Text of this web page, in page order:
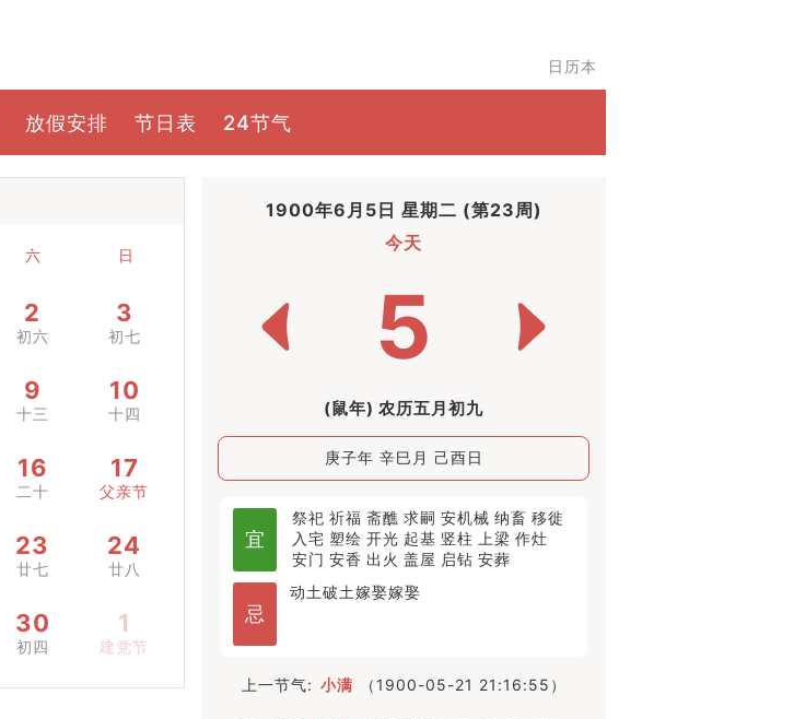
日历本
放假安排 节日表 24节气
六 日
2
初六
3
初七
9
十三
10
十四
16
二十
17
父亲节
23
廿七
24
廿八
30
初四
1
建党节
1900年6月5日 星期二 (第23周)
今天
5
(鼠年) 农历五月初九
庚子年 辛巳月 己酉日
宜
祭祀 祈福 斋醮 求嗣 安机械 纳畜 移徙
入宅 塑绘 开光 起基 竖柱 上梁 作灶
安门 安香 出火 盖屋 启钻 安葬
忌
动土破土嫁娶嫁娶
上一节气: 小满 （1900-05-21 21:16:55）